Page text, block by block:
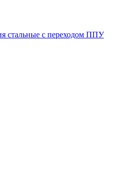
стальные с переходом ППУ